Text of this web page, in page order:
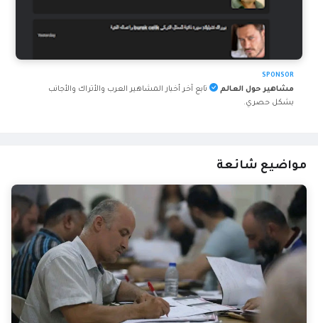
SPONSOR
مشاهير حول العالم
تابع آخر أخبار المشاهير العرب والأتراك والأجانب
بشكل حصري.
مواضيع شائعة